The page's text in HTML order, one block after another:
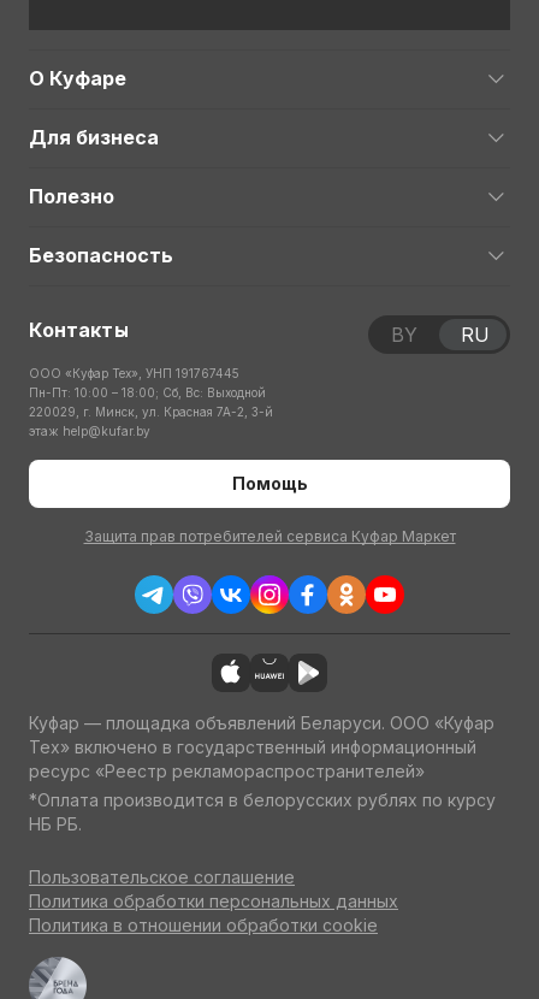
О Куфаре
Для бизнеса
Полезно
Безопасность
Контакты
ООО «Куфар Тех», УНП 191767445
Пн-Пт: 10:00 – 18:00; Сб, Вс: Выходной
220029, г. Минск, ул. Красная 7А-2, 3-й
этаж help@kufar.by
Помощь
Защита прав потребителей сервиса Куфар Маркет
BY RU
Куфар — площадка объявлений Беларуси. ООО «Куфар
Тех» включено в государственный информационный
ресурс «Реестр рекламораспространителей»
*Оплата производится в белорусских рублях по курсу
НБ РБ.
Пользовательское соглашение
Политика обработки персональных данных
Политика в отношении обработки cookie